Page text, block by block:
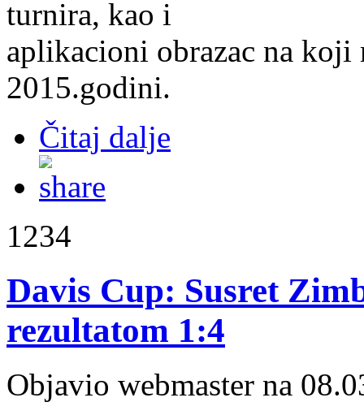
turnira, kao i
aplikacioni obrazac na
2015.godini.
Čitaj dalje
1234
Davis Cup: Susret
rezultatom 1:4
Objavio webmaster na